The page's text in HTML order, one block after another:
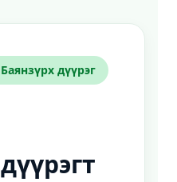
дүүрэг